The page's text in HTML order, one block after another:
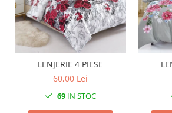
LENJERIE 4 PIESE
60,00 Lei
69 IN STOC